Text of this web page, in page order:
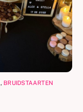
, BRUIDSTAARTEN